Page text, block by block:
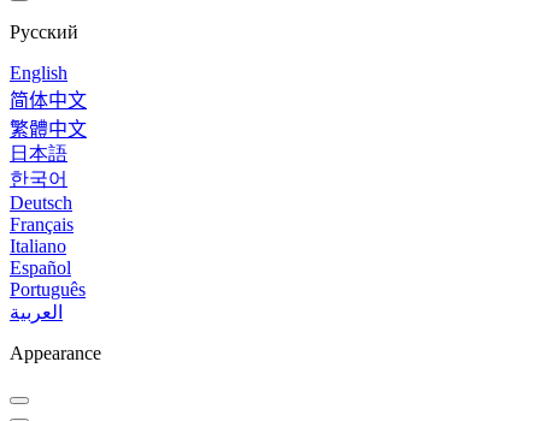
Русский
English
简体中文
繁體中文
日本語
한국어
Deutsch
Français
Italiano
Español
Português
العربية
Appearance